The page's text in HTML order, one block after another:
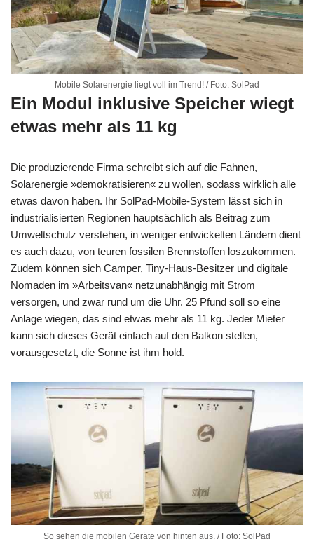
Mobile Solarenergie liegt voll im Trend! / Foto: SolPad
Ein Modul inklusive Speicher wiegt
etwas mehr als 11 kg
Die produzierende Firma schreibt sich auf die Fahnen,
Solarenergie »demokratisieren« zu wollen, sodass wirklich alle
etwas davon haben. Ihr SolPad-Mobile-System lässt sich in
industrialisierten Regionen hauptsächlich als Beitrag zum
Umweltschutz verstehen, in weniger entwickelten Ländern dient
es auch dazu, von teuren fossilen Brennstoffen loszukommen.
Zudem können sich Camper, Tiny-Haus-Besitzer und digitale
Nomaden im »Arbeitsvan« netzunabhängig mit Strom
versorgen, und zwar rund um die Uhr. 25 Pfund soll so eine
Anlage wiegen, das sind etwas mehr als 11 kg. Jeder Mieter
kann sich dieses Gerät einfach auf den Balkon stellen,
vorausgesetzt, die Sonne ist ihm hold.
So sehen die mobilen Geräte von hinten aus. / Foto: SolPad